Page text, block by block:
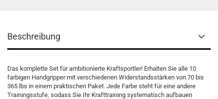
Beschreibung
Das komplette Set für ambitionierte Kraftsportler! Erhalten Sie alle 10
farbigen Handgripper mit verschiedenen Widerstandsstärken von 70 bis
365 lbs in einem praktischen Paket. Jede Farbe steht für eine andere
Trainingsstufe, sodass Sie Ihr Krafttraining systematisch aufbauen